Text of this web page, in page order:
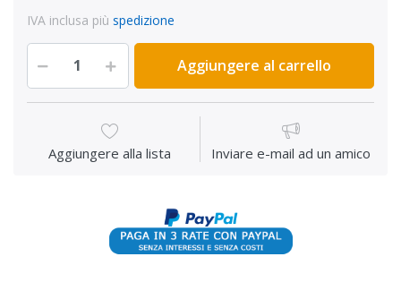
IVA inclusa più spedizione
Aggiungere al carrello
Aggiungere alla lista Inviare e-mail ad un amico